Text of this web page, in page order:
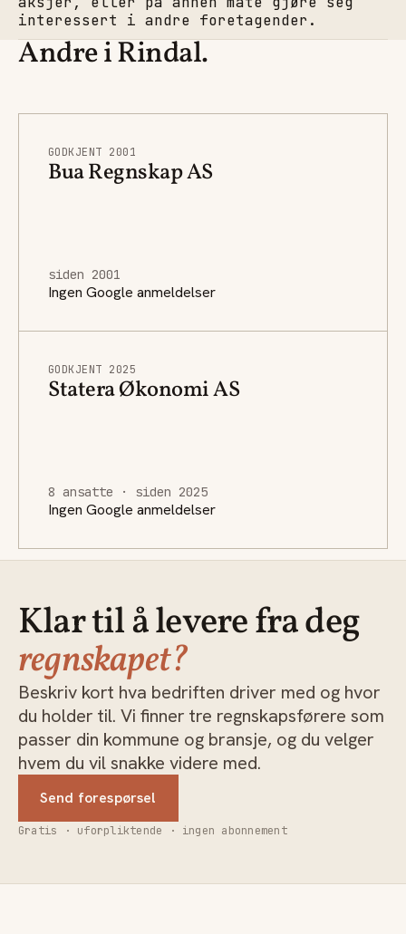
interessert i andre foretagender.
Andre i Rindal.
GODKJENT 2001
Bua Regnskap AS
siden 2001
Ingen Google anmeldelser
GODKJENT 2025
Statera Økonomi AS
8 ansatte · siden 2025
Ingen Google anmeldelser
Klar til å levere fra deg
regnskapet?
Beskriv kort hva bedriften driver med og hvor
du holder til. Vi finner tre regnskapsførere som
passer din kommune og bransje, og du velger
hvem du vil snakke videre med.
Send forespørsel
Gratis · uforpliktende · ingen abonnement